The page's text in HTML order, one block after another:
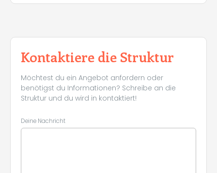
Kontaktiere die Struktur
Möchtest du ein Angebot anfordern oder
benötigst du Informationen? Schreibe an die
Struktur und du wird in kontaktiert!
Deine Nachricht